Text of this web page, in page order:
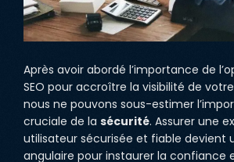
Après avoir abordé l’importance de
SEO pour accroître la visibilité de votre
nous ne pouvons sous-estimer
cruciale de la sécurité. Assurer une
utilisateur sécurisée et fiable devient
angulaire pour instaurer la confiance